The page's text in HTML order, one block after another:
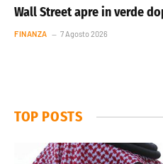
Wall Street apre in verde
FINANZA 7 Agosto 2026
TOP POSTS